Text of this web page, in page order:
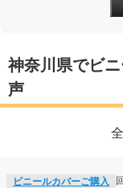
神奈川県でビ
声
全
ビニールカバーご購入